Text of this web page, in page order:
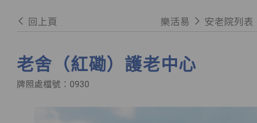
回上頁 樂活易 安老院列表
老舍（紅磡）護老中心
牌照處檔號：0930